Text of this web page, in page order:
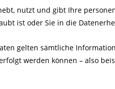
nutzt und gibt Ihre
ist oder Sie in die
gelten sämtliche
werden können – also